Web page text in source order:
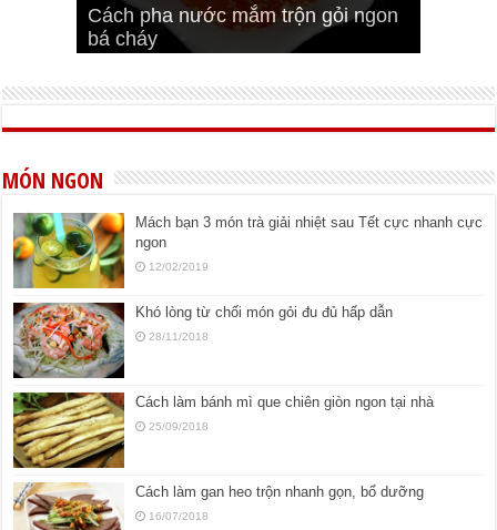
Cách pha nước mắm trộn gỏi ngon
bá cháy
Bí quyết để chiên đậu hũ giòn ngon
Cách ướp sườn non nướng ngon
đúng vị
Cách ướp thịt heo chiên ngon mềm
Bật mí cách ướp sườn cơm tấm
ngon
MÓN NGON
Mách bạn 3 món trà giải nhiệt sau Tết cực nhanh cực
ngon
12/02/2019
Khó lòng từ chối món gỏi đu đủ hấp dẫn
28/11/2018
Cách làm bánh mì que chiên giòn ngon tại nhà
25/09/2018
Cách làm gan heo trộn nhanh gọn, bổ dưỡng
16/07/2018